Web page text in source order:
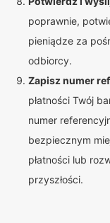
poprawnie,
pieniądze za
odbiorcy.
Zapisz numer
płatności Twój
numer
bezpiecznym
płatności lub
przyszłości.